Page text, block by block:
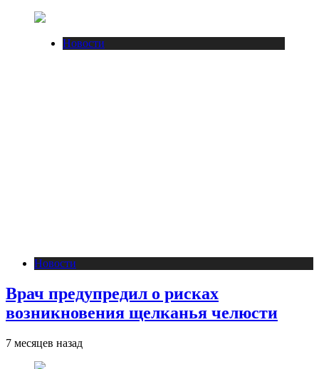
Новости
Новости
Врач предупредил о рисках
возникновения щелканья челюсти
7 месяцев назад